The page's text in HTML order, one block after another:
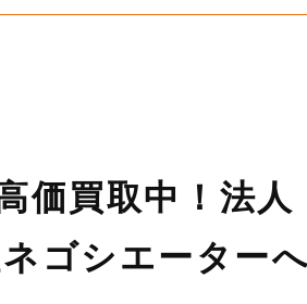
価買取中！法
ゴシエーターへ